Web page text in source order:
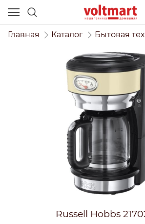
Главная Каталог Бытовая
Russell Hobbs